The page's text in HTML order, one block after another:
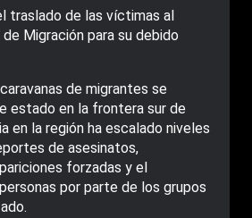
traslado de las víctimas al
Migración para su debido
de migrantes se
estado en la frontera sur de
en la región ha escalado niveles
de asesinatos,
forzadas y el
por parte de los grupos